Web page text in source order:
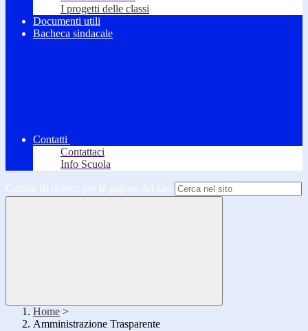
I progetti delle classi
Documenti utili
Bacheca sindacale
Contatti
Contattaci
Info Scuola
Campo di ricerca per le pagine del sito
Home >
Amministrazione Trasparente